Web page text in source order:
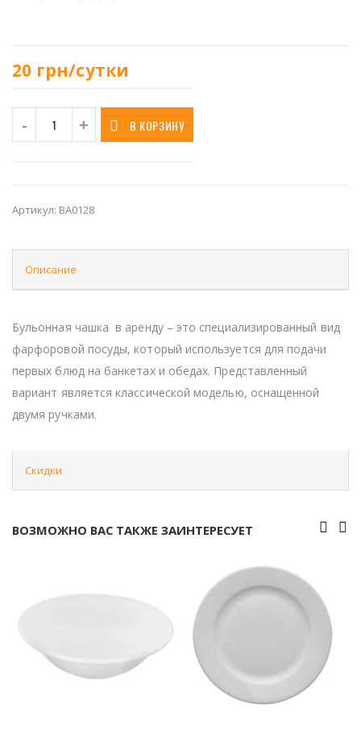
20 грн/сутки
В КОРЗИНУ
Артикул: BA0128
Описание
Бульонная чашка в аренду – это специализированный вид
фарфоровой посуды, который используется для подачи
первых блюд на банкетах и обедах. Представленный
вариант является классической моделью, оснащенной
двумя ручками.
Скидки
ВОЗМОЖНО ВАС ТАКЖЕ ЗАИНТЕРЕСУЕТ